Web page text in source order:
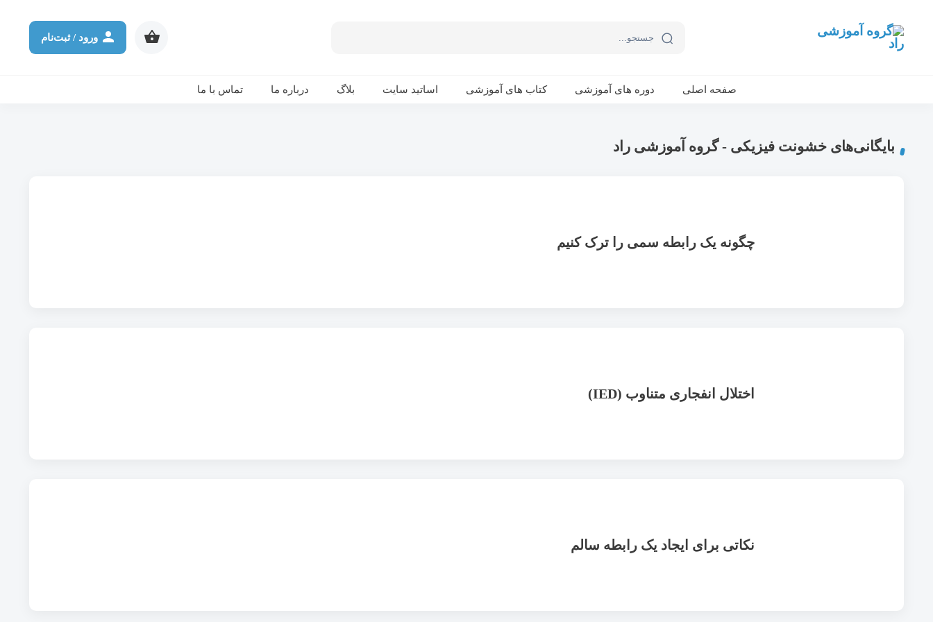
ورود / ثبت‌نام
صفحه اصلی دوره های آموزشی کتاب های آموزشی اساتید سایت بلاگ درباره ما تماس با ما
بایگانی‌های خشونت فیزیکی - گروه آموزشی راد
چگونه یک رابطه سمی را ترک کنیم
اختلال انفجاری متناوب (IED)
نکاتی برای ایجاد یک رابطه سالم